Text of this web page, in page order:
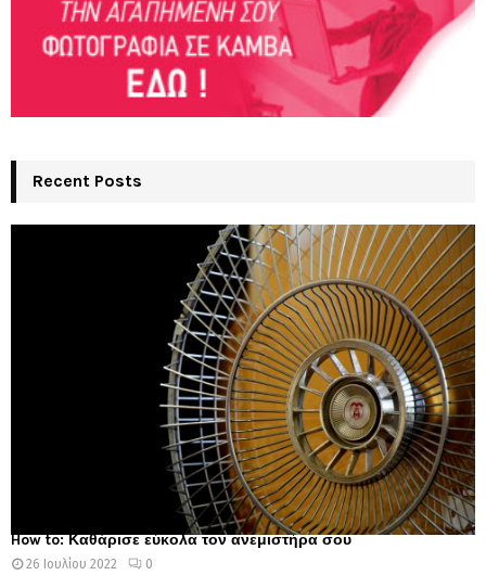
Recent Posts
How to: Καθάρισε εύκολα τον ανεμιστήρα σου
26 Ιουλίου 2022 0